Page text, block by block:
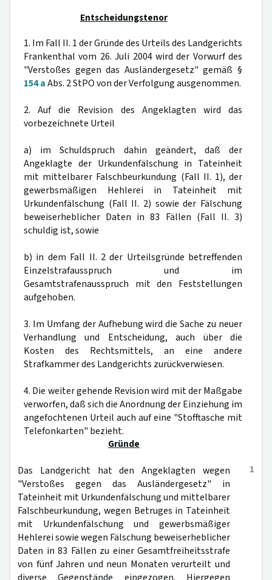
Entscheidungstenor
1. Im Fall II. 1 der Gründe des Urteils des Landgerichts
Frankenthal vom 26. Juli 2004 wird der Vorwurf des
"Verstoßes gegen das Ausländergesetz" gemäß §
154 aAbs. 2 StPO von der Verfolgung ausgenommen.
2. Auf die Revision des Angeklagten wird das
vorbezeichnete Urteil
a) im Schuldspruch dahin geändert, daß der
Angeklagte der Urkundenfälschung in Tateinheit
mit mittelbarer Falschbeurkundung (Fall II. 1), der
gewerbsmäßigen Hehlerei in Tateinheit mit
Urkundenfälschung (Fall II. 2) sowie der Fälschung
beweiserheblicher Daten in 83 Fällen (Fall II. 3)
schuldig ist, sowie
b) in dem Fall II. 2 der Urteilsgründe betreffenden
Einzelstrafausspruch und im
Gesamtstrafenausspruch mit den Feststellungen
aufgehoben.
3. Im Umfang der Aufhebung wird die Sache zu neuer
Verhandlung und Entscheidung, auch über die
Kosten des Rechtsmittels, an eine andere
Strafkammer des Landgerichts zurückverwiesen.
4. Die weiter gehende Revision wird mit der Maßgabe
verworfen, daß sich die Anordnung der Einziehung im
angefochtenen Urteil auch auf eine "Stofftasche mit
Telefonkarten" bezieht.
Gründe
1
Das Landgericht hat den Angeklagten wegen
"Verstoßes gegen das Ausländergesetz" in
Tateinheit mit Urkundenfälschung und mittelbarer
Falschbeurkundung, wegen Betruges in Tateinheit
mit Urkundenfälschung und gewerbsmäßiger
Hehlerei sowie wegen Fälschung beweiserheblicher
Daten in 83 Fällen zu einer Gesamtfreiheitsstrafe
von fünf Jahren und neun Monaten verurteilt und